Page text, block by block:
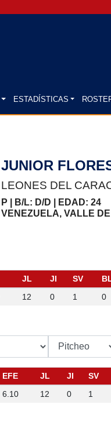
ESTADÍSTICAS
JUNIOR
LEONES DEL
P | B/L: D/D | EDAD: 24
VENEZUELA, VALLE
JL JI SV
12 0 1 0
EFE JL JI SV
6.10 12 0 1